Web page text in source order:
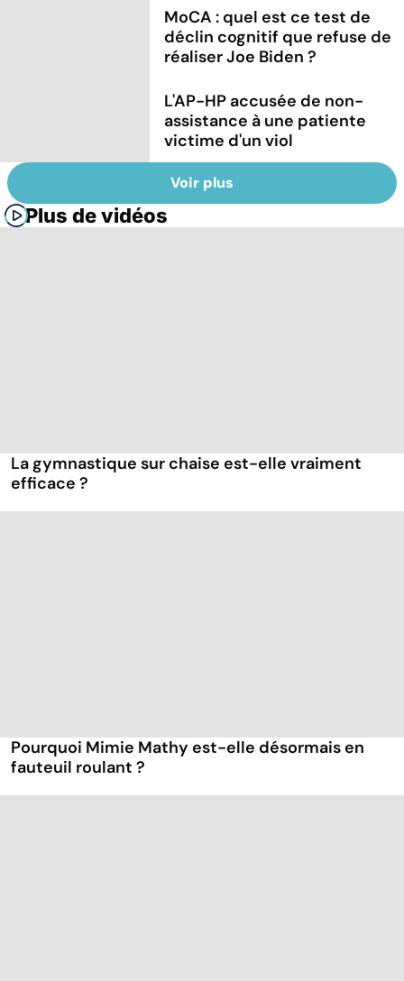
MoCA : quel est ce test de
déclin cognitif que refuse de
réaliser Joe Biden ?
L'AP-HP accusée de non-
assistance à une patiente
victime d'un viol
Voir plus
Plus de vidéos
La gymnastique sur chaise est-elle vraiment
efficace ?
Pourquoi Mimie Mathy est-elle désormais en
fauteuil roulant ?